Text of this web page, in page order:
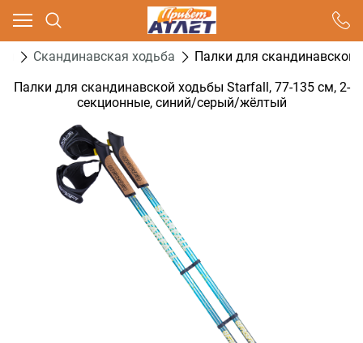
Скандинавская ходьба
Палки для
Палки для скандинавской ходьбы Starfall, 77-135 см, 2-
секционные, синий/серый/жёлтый
Ваш город - Москва,
угадали?
ДА НЕТ